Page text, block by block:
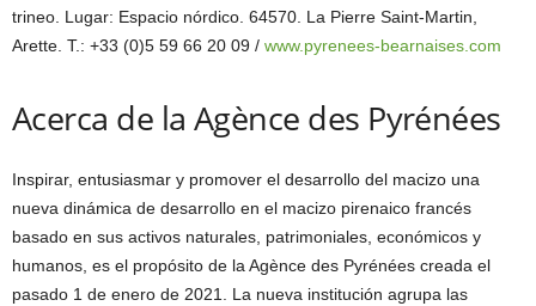
trineo. Lugar: Espacio nórdico. 64570. La Pierre Saint-Martin,
Arette. T.: +33 (0)5 59 66 20 09 / www.pyrenees-bearnaises.com
Acerca de la Agènce des Pyrénées
Inspirar, entusiasmar y promover el desarrollo del macizo una
nueva dinámica de desarrollo en el macizo pirenaico francés
basado en sus activos naturales, patrimoniales, económicos y
humanos, es el propósito de la Agènce des Pyrénées creada el
pasado 1 de enero de 2021. La nueva institución agrupa las